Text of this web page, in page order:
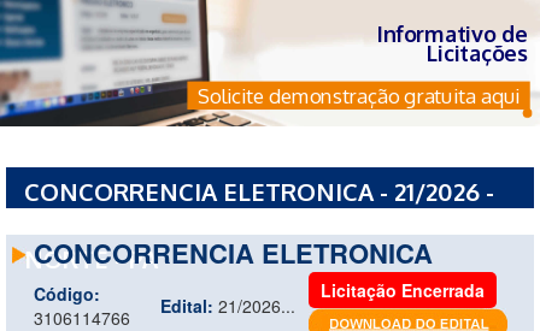
Informativo de
Licitações
Solicite demonstração gratuita aqui
CONCORRENCIA ELETRONICA - 21/2026 -
NORTE - PA
CONCORRENCIA ELETRONICA
Código:
3106114766
Edital: 21/2026...
Licitação Encerrada